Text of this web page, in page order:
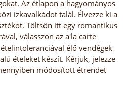
Az étlapon a hagyományos
ízkavalkádot talál. Élvezze ki a
Töltsön itt egy romantikus
válasszon az a'la carte
élő vendégek
ételeket készít. Kérjük, jelezze
módosított étrendet